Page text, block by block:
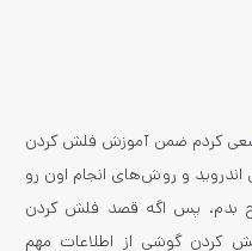
کردم ضمن آموزش فلش كردن
و روش‌های انجام اون رو
بدم. پس اگه قصد فلش کردن
کردن گوشی از اطلاعات مهم